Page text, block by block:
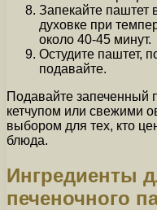
Запекайте паштет
духовке при
около 40-45 минут.
Остудите паштет,
подавайте.
Подавайте запеченный
кетчупом или свежими
выбором для тех, кто
блюда.
Ингредиенты
печеночного